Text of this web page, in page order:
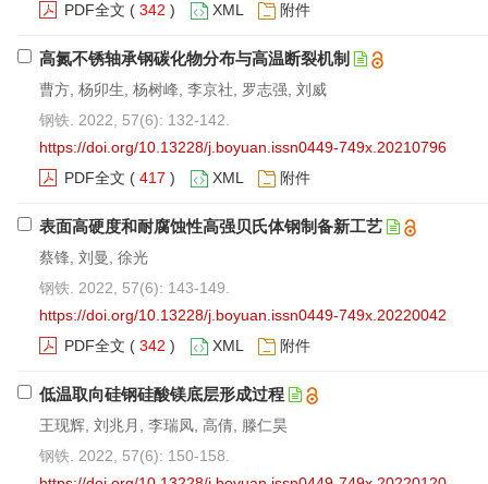
PDF全文 ( 342 ) XML 附件
高氮不锈轴承钢碳化物分布与高温断裂机制
曹方, 杨卯生, 杨树峰, 李京社, 罗志强, 刘威
钢铁. 2022, 57(6): 132-142.
https://doi.org/10.13228/j.boyuan.issn0449-749x.20210796
PDF全文 ( 417 ) XML 附件
表面高硬度和耐腐蚀性高强贝氏体钢制备新工艺
蔡锋, 刘曼, 徐光
钢铁. 2022, 57(6): 143-149.
https://doi.org/10.13228/j.boyuan.issn0449-749x.20220042
PDF全文 ( 342 ) XML 附件
低温取向硅钢硅酸镁底层形成过程
王现辉, 刘兆月, 李瑞凤, 高倩, 滕仁昊
钢铁. 2022, 57(6): 150-158.